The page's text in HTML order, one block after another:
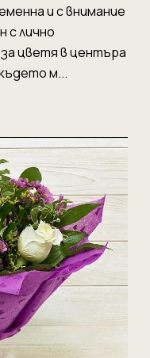
и с внимание
с лично
цветя в центъра
м...